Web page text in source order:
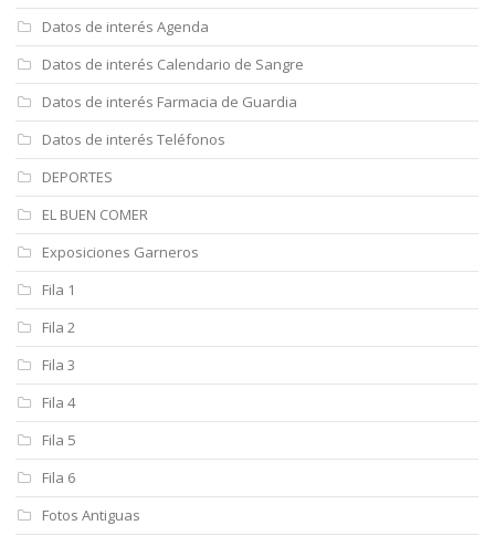
Datos de interés Agenda
Datos de interés Calendario de Sangre
Datos de interés Farmacia de Guardia
Datos de interés Teléfonos
DEPORTES
EL BUEN COMER
Exposiciones Garneros
Fila 1
Fila 2
Fila 3
Fila 4
Fila 5
Fila 6
Fotos Antiguas